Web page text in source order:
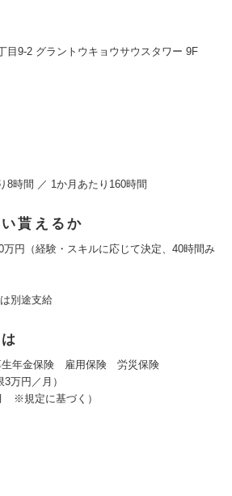
目9-2 グラントウキョウサウスタワー 9F
8時間 ／ 1か月あたり160時間
貰えるか
万円（経験・スキルに応じて決定、40時間み
別途支給
生年金保険 雇用保険 労災保険
万円／月）
※規定に基づく）